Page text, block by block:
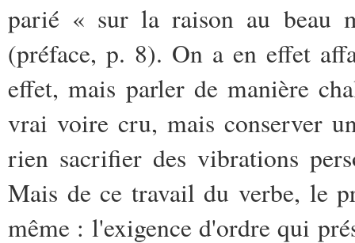
parié « sur la raison au beau
(préface, p. 8). On a en effet
effet, mais parler de manière
vrai voire cru, mais conserver
rien sacrifier des vibrations
Mais de ce travail du verbe, le
même : l'exigence d'ordre qui